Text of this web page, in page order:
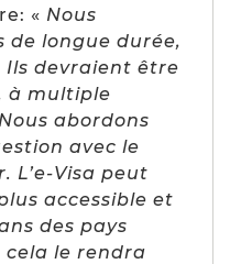
« Nous
de longue durée,
Ils devraient être
à multiple
abordons
avec le
L’e-Visa peut
accessible et
des pays
cela le rendra